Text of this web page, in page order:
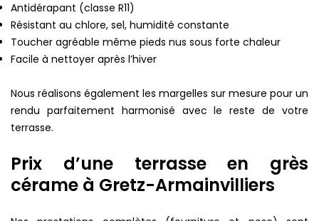
Antidérapant (classe R11)
Résistant au chlore, sel, humidité constante
Toucher agréable même pieds nus sous forte chaleur
Facile à nettoyer après l’hiver
Nous réalisons également les margelles sur mesure pour un
rendu parfaitement harmonisé avec le reste de votre
terrasse.
Prix d’une terrasse en grès
cérame à Gretz-Armainvilliers